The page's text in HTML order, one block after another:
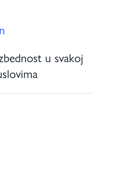
u svakoj